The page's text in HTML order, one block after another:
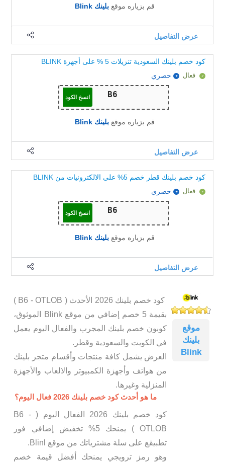
قم بزياره موقعبلينك Blink
عرض التفاصيل
كود خصم بلينك السعودية تنزيلات 5 % على أجهزة BLINK
فعال حصري
انسخ الكود
قم بزياره موقعبلينك Blink
عرض التفاصيل
كود خصم بلينك قطر خصم 5% على الالكترونيات من BLINK
فعال حصري
انسخ الكود
قم بزياره موقعبلينك Blink
عرض التفاصيل
موقع
بلينك
Blink
كود خصم بلينك 2026 الأحدث ( B6 - OTLOB )
بقيمة 5 خصم إضافي من موقع Blink الموثوق،
كوبون خصم بلينك المجرب والفعال اليوم يعمل
في الكويت والسعودية وقطر.
العرض يشمل كافة منتجات وأقسام متجر بلينك
من هواتف وأجهزة الكمبيوتر والالعاب والأجهزة
المنزلية وغيرها.
ما هو أحدث كود خصم بلينك 2026 فعال اليوم؟
كود خصم بلينك 2026 الفعال اليوم ( B6 -
OTLOB ) يمنحك 5% تخفيض إضافي فور
تطبيقع على سلة مشترياتك من موقع Blinl.
وهو رمز ترويجي يمنحك أفضل قيمة خصم